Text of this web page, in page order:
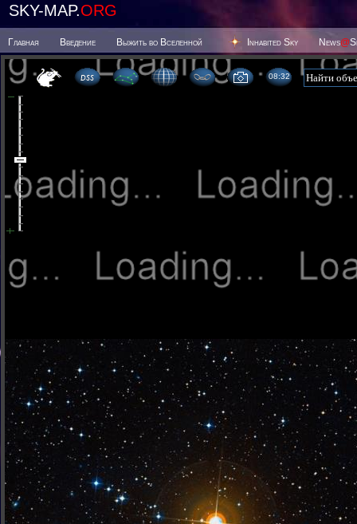
SKY-MAP.ORG
Главная Введение Выжить во Вселенной Inhabited Sky News@
08 32